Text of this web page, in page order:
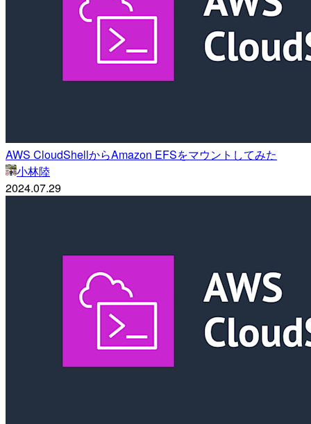
AWS CloudShellからAmazon EFSをマウントしてみた
小林陸
2024.07.29